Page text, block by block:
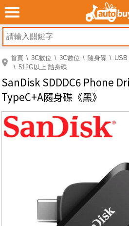
首頁 3C數位 3C數位 隨身碟
512G以上 隨身碟
SanDisk SDDDC6 Phone
TypeC+A隨身碟《黑》